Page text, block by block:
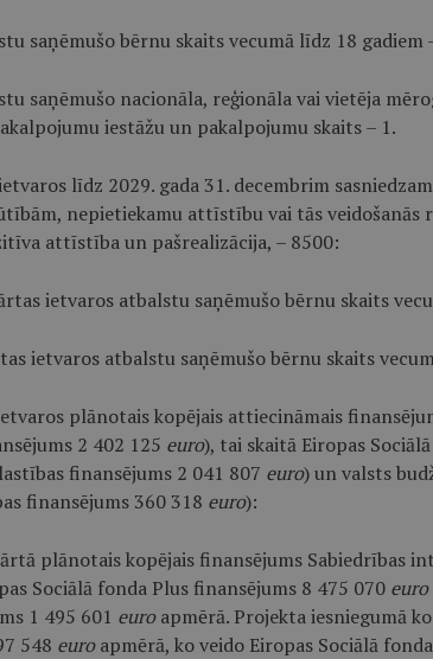
saņēmušo bērnu skaits vecumā līdz 18 gadiem
saņēmušo nacionāla, reģionāla vai vietēja
iestāžu un pakalpojumu skaits – 1.
līdz 2029. gada 31. decembrim
nepietiekamu attīstību vai tās veidošanās
attīstība un pašrealizācija, – 8500:
ietvaros atbalstu saņēmušo bērnu skaits
ietvaros atbalstu saņēmušo bērnu skaits
plānotais kopējais attiecināmais
2 402 125 euro), tai skaitā Eiropas
finansējums 2 041 807 euro) un valsts
finansējums 360 318 euro):
plānotais kopējais finansējums Sabiedrības
Sociālā fonda Plus finansējums 8 475 070 euro
1 495 601 euroapmērā. Projekta iesniegumā
548 euroapmērā, ko veido Eiropas Sociālā